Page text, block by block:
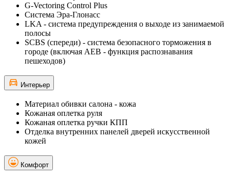
G-Vectoring Control Plus
Система Эра-Глонасс
LKA - система предупреждения о выходе из занимаемой
полосы
SCBS (cпереди) - система безопасного торможения в
городе (включая AEB - функция распознавания
пешеходов)
Интерьер
Материал обивки салона - кожа
Кожаная оплетка руля
Кожаная оплетка ручки КПП
Отделка внутренних панелей дверей искусственной
кожей
Комфорт